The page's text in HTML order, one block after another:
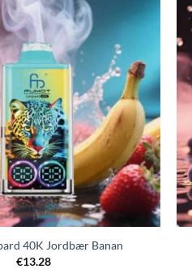
40K Jordbær Banan
€13.28